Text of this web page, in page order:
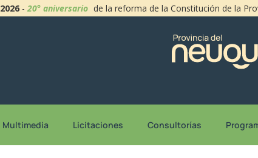
2026 -20° aniversario de la reforma de la Constitución de la
Multimedia Licitaciones Consultorías